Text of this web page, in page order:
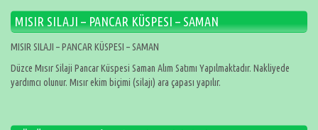
MISIR SILAJI – PANCAR KÜSPESI – SAMAN
MISIR SILAJI – PANCAR KÜSPESI – SAMAN
Düzce Mısır Silaji Pancar Küspesi Saman Alım Satımı Yapılmaktadır. Nakliyede
yardımcı olunur. Mısır ekim biçimi (silajı) ara çapası yapılır.